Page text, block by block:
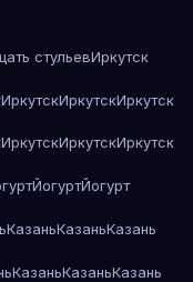
стульевИркутск
ИркутскИркутскИркутск
ИркутскИркутскИркутск
ЙогуртЙогурт
КазаньКазаньКазань
КазаньКазаньКазань